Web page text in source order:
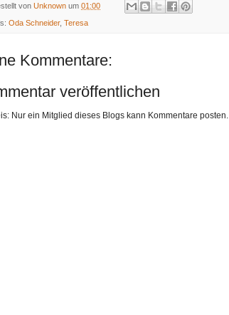
von Unknown um 01:00
Oda Schneider, Teresa
Kommentare:
veröffentlichen
Nur ein Mitglied dieses Blogs kann Kommentare posten.